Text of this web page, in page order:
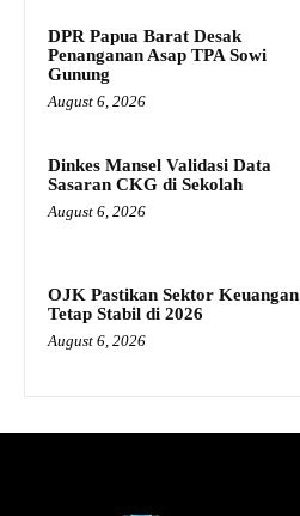
DPR Papua Barat Desak
Penanganan Asap TPA Sowi
Gunung
August 6, 2026
Dinkes Mansel Validasi Data
Sasaran CKG di Sekolah
August 6, 2026
OJK Pastikan Sektor Keuangan
Tetap Stabil di 2026
August 6, 2026